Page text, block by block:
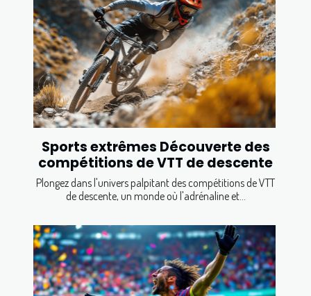
Sports extrêmes Découverte des
compétitions de VTT de descente
Plongez dans l'univers palpitant des compétitions de VTT
de descente, un monde où l'adrénaline et...